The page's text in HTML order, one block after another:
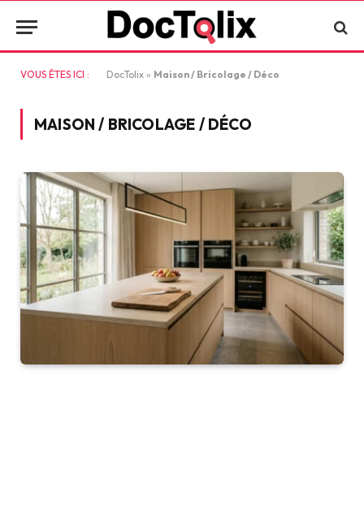
VOUS ÊTES ICI : DocTolix » Maison / Bricolage / Déco
MAISON / BRICOLAGE / DÉCO